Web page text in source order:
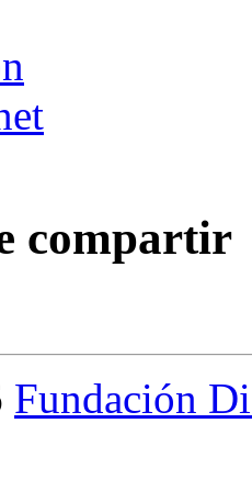
compartir
Fundación